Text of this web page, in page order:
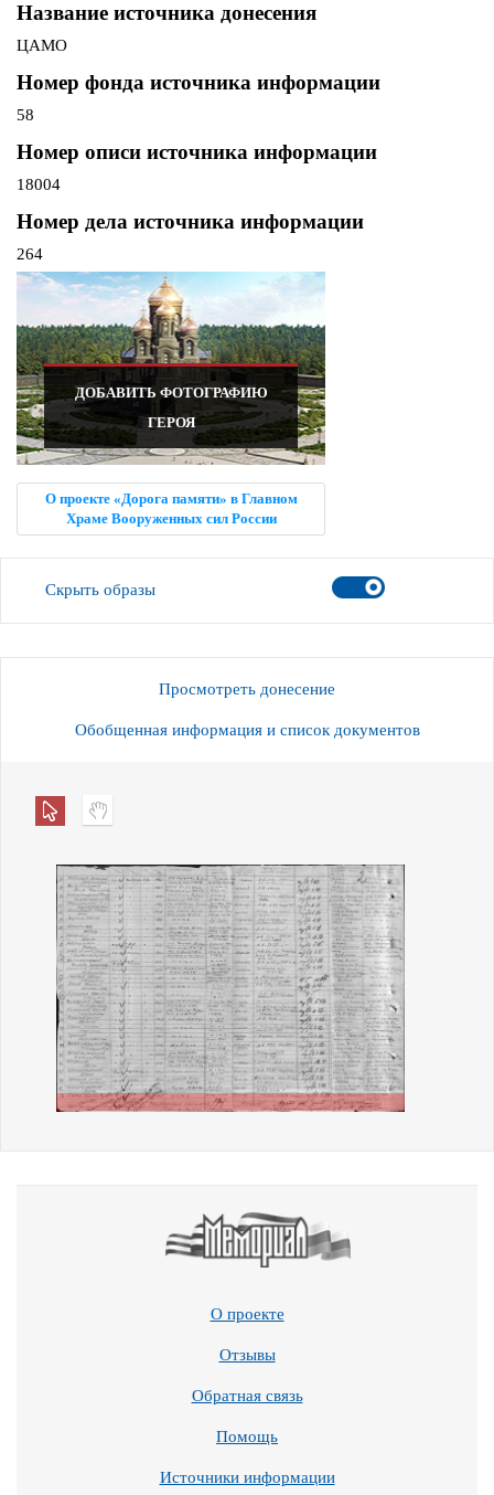
Название источника донесения
ЦАМО
Номер фонда источника информации
58
Номер описи источника информации
18004
Номер дела источника информации
264
ДОБАВИТЬ ФОТОГРАФИЮ
ГЕРОЯ
О проекте «Дорога памяти» в Главном
Храме Вооруженных сил России
Скрыть образы
Просмотреть донесение
Обобщенная информация и список документов
О проекте
Отзывы
Обратная связь
Помощь
Источники информации